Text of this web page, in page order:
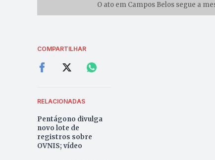
O ato em Campos Belos segue a
COMPARTILHAR
RELACIONADAS
Pentágono divulga
novo lote de
registros sobre
OVNIS; vídeo